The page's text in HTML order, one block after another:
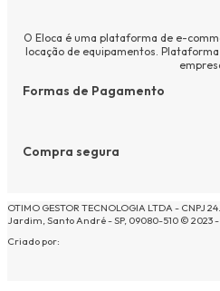
O Eloca é uma plataforma de e-
locação de equipamentos.
Formas de Pagamento
Compra segura
OTIMO GESTOR TECNOLOGIA LTDA - CNPJ
Jardim, Santo André - SP, 09080-510 © 2023
Criado por: